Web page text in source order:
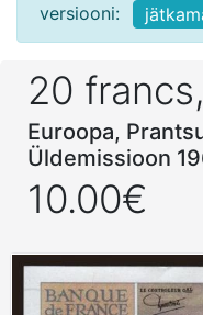
versiooni:
20
Euroopa,
Üldemissioon
10.00€